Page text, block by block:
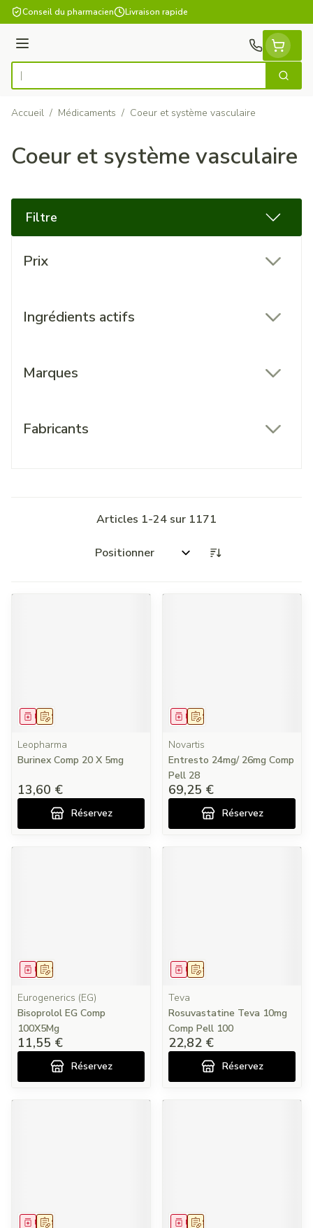
Aller au contenu
Conseil du pharmacien Livraison rapide
Menu
Rechercher
Accueil / Médicaments / Coeur et système vasculaire
Coeur et système vasculaire
Filtre
Prix
Ingrédients actifs
Marques
Fabricants
Articles 1-24 sur 1171
Trier par:
Sur prescription
Médicament
Leopharma
Burinex Comp 20 X 5mg
13,60 €
Réservez
Sur prescription
Médicament
Novartis
Entresto 24mg/ 26mg Comp
Pell 28
69,25 €
Réservez
Sur prescription
Médicament
Eurogenerics (EG)
Bisoprolol EG Comp
100X5Mg
11,55 €
Réservez
Sur prescription
Médicament
Teva
Rosuvastatine Teva 10mg
Comp Pell 100
22,82 €
Réservez
Sur prescription
Médicament Sur prescription
Médicament